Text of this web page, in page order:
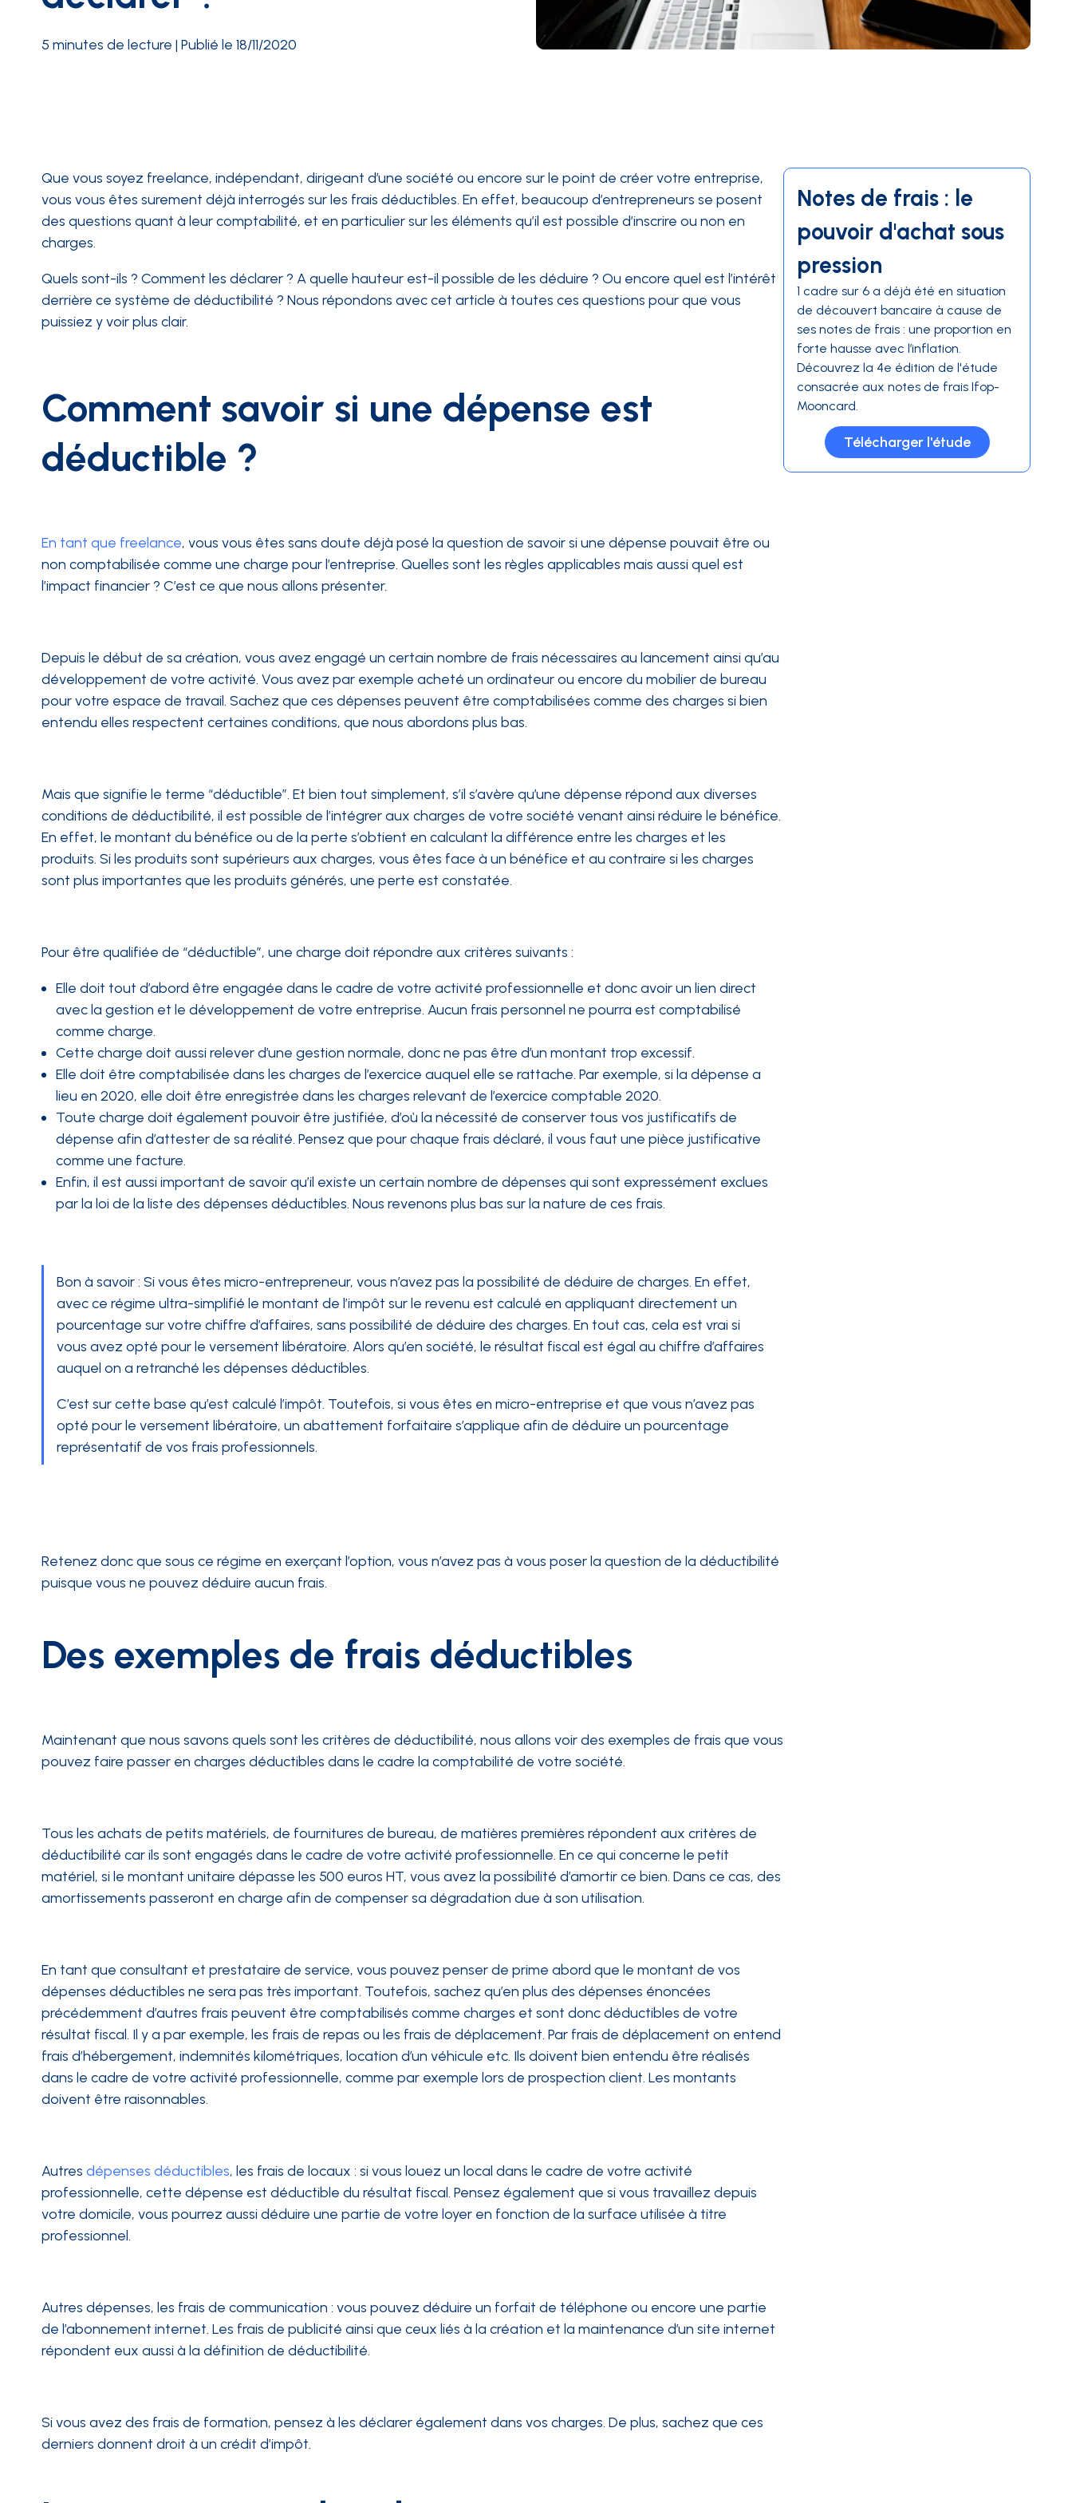
5 minutes de lecture | Publié le 18/11/2020
Que vous soyez freelance, indépendant, dirigeant d’une société ou encore sur le point de créer votre entreprise,
vous vous êtes surement déjà interrogés sur les frais déductibles. En effet, beaucoup d’entrepreneurs se posent
des questions quant à leur comptabilité, et en particulier sur les éléments qu’il est possible d’inscrire ou non en
charges.
Quels sont-ils ? Comment les déclarer ? A quelle hauteur est-il possible de les déduire ? Ou encore quel est l’intérêt
derrière ce système de déductibilité ? Nous répondons avec cet article à toutes ces questions pour que vous
puissiez y voir plus clair.
Comment savoir si une dépense est
déductible ?
En tant que freelance, vous vous êtes sans doute déjà posé la question de savoir si une dépense pouvait être ou
non comptabilisée comme une charge pour l’entreprise. Quelles sont les règles applicables mais aussi quel est
l’impact financier ? C’est ce que nous allons présenter.
Depuis le début de sa création, vous avez engagé un certain nombre de frais nécessaires au lancement ainsi qu’au
développement de votre activité. Vous avez par exemple acheté un ordinateur ou encore du mobilier de bureau
pour votre espace de travail. Sachez que ces dépenses peuvent être comptabilisées comme des charges si bien
entendu elles respectent certaines conditions, que nous abordons plus bas.
Mais que signifie le terme “déductible”. Et bien tout simplement, s’il s’avère qu’une dépense répond aux diverses
conditions de déductibilité, il est possible de l’intégrer aux charges de votre société venant ainsi réduire le bénéfice.
En effet, le montant du bénéfice ou de la perte s’obtient en calculant la différence entre les charges et les
produits. Si les produits sont supérieurs aux charges, vous êtes face à un bénéfice et au contraire si les charges
sont plus importantes que les produits générés, une perte est constatée.
Pour être qualifiée de “déductible”, une charge doit répondre aux critères suivants :
Elle doit tout d’abord être engagée dans le cadre de votre activité professionnelle et donc avoir un lien direct
avec la gestion et le développement de votre entreprise. Aucun frais personnel ne pourra est comptabilisé
comme charge.
Cette charge doit aussi relever d’une gestion normale, donc ne pas être d’un montant trop excessif.
Elle doit être comptabilisée dans les charges de l’exercice auquel elle se rattache. Par exemple, si la dépense a
lieu en 2020, elle doit être enregistrée dans les charges relevant de l’exercice comptable 2020.
Toute charge doit également pouvoir être justifiée, d’où la nécessité de conserver tous vos justificatifs de
dépense afin d’attester de sa réalité. Pensez que pour chaque frais déclaré, il vous faut une pièce justificative
comme une facture.
Enfin, il est aussi important de savoir qu’il existe un certain nombre de dépenses qui sont expressément exclues
par la loi de la liste des dépenses déductibles. Nous revenons plus bas sur la nature de ces frais.
Bon à savoir : Si vous êtes micro-entrepreneur, vous n’avez pas la possibilité de déduire de charges. En effet,
avec ce régime ultra-simplifié le montant de l’impôt sur le revenu est calculé en appliquant directement un
pourcentage sur votre chiffre d’affaires, sans possibilité de déduire des charges. En tout cas, cela est vrai si
vous avez opté pour le versement libératoire. Alors qu’en société, le résultat fiscal est égal au chiffre d’affaires
auquel on a retranché les dépenses déductibles.
C’est sur cette base qu’est calculé l’impôt. Toutefois, si vous êtes en micro-entreprise et que vous n’avez pas
opté pour le versement libératoire, un abattement forfaitaire s’applique afin de déduire un pourcentage
représentatif de vos frais professionnels.
Retenez donc que sous ce régime en exerçant l’option, vous n’avez pas à vous poser la question de la déductibilité
puisque vous ne pouvez déduire aucun frais.
Des exemples de frais déductibles
Maintenant que nous savons quels sont les critères de déductibilité, nous allons voir des exemples de frais que vous
pouvez faire passer en charges déductibles dans le cadre la comptabilité de votre société.
Tous les achats de petits matériels, de fournitures de bureau, de matières premières répondent aux critères de
déductibilité car ils sont engagés dans le cadre de votre activité professionnelle. En ce qui concerne le petit
matériel, si le montant unitaire dépasse les 500 euros HT, vous avez la possibilité d’amortir ce bien. Dans ce cas, des
amortissements passeront en charge afin de compenser sa dégradation due à son utilisation.
En tant que consultant et prestataire de service, vous pouvez penser de prime abord que le montant de vos
dépenses déductibles ne sera pas très important. Toutefois, sachez qu’en plus des dépenses énoncées
précédemment d’autres frais peuvent être comptabilisés comme charges et sont donc déductibles de votre
résultat fiscal. Il y a par exemple, les frais de repas ou les frais de déplacement. Par frais de déplacement on entend
frais d’hébergement, indemnités kilométriques, location d’un véhicule etc. Ils doivent bien entendu être réalisés
dans le cadre de votre activité professionnelle, comme par exemple lors de prospection client. Les montants
doivent être raisonnables.
Autres dépenses déductibles, les frais de locaux : si vous louez un local dans le cadre de votre activité
professionnelle, cette dépense est déductible du résultat fiscal. Pensez également que si vous travaillez depuis
votre domicile, vous pourrez aussi déduire une partie de votre loyer en fonction de la surface utilisée à titre
professionnel.
Autres dépenses, les frais de communication : vous pouvez déduire un forfait de téléphone ou encore une partie
de l’abonnement internet. Les frais de publicité ainsi que ceux liés à la création et la maintenance d’un site internet
répondent eux aussi à la définition de déductibilité.
Si vous avez des frais de formation, pensez à les déclarer également dans vos charges. De plus, sachez que ces
derniers donnent droit à un crédit d’impôt.
Notes de frais : le
pouvoir d'achat sous
pression
1 cadre sur 6 a déjà été en situation
de découvert bancaire à cause de
ses notes de frais : une proportion en
forte hausse avec l’inflation.
Découvrez la 4e édition de l'étude
consacrée aux notes de frais Ifop-
Mooncard.
Télécharger l'étude